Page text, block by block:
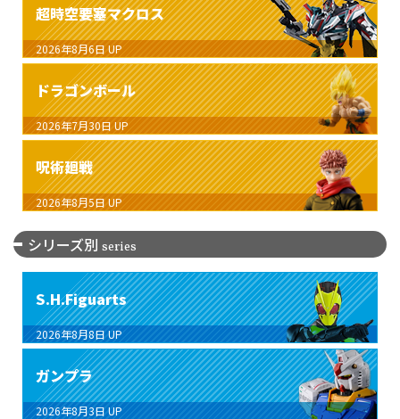
超時空要塞マクロス
2026年8月6日 UP
ドラゴンボール
2026年7月30日 UP
呪術廻戦
2026年8月5日 UP
シリーズ別 series
S.H.Figuarts
2026年8月8日 UP
ガンプラ
2026年8月3日 UP